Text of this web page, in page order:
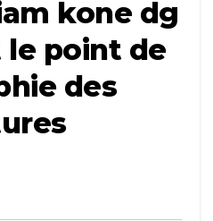
kone dg
le point de
des